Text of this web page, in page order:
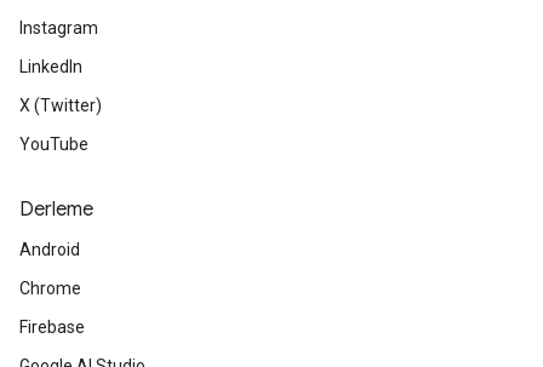
Instagram
LinkedIn
X (Twitter)
YouTube
Derleme
Android
Chrome
Firebase